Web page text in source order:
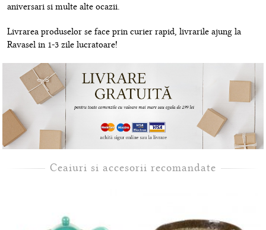
aniversari si multe alte ocazii.
Livrarea produselor se face prin curier rapid, livrarile ajung la
Ravasel in 1-3 zile lucratoare!
Ceaiuri si accesorii recomandate